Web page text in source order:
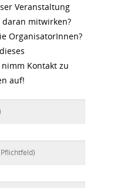
Veranstaltung
mitwirken?
OrganisatorInnen?
Kontakt zu
auf!